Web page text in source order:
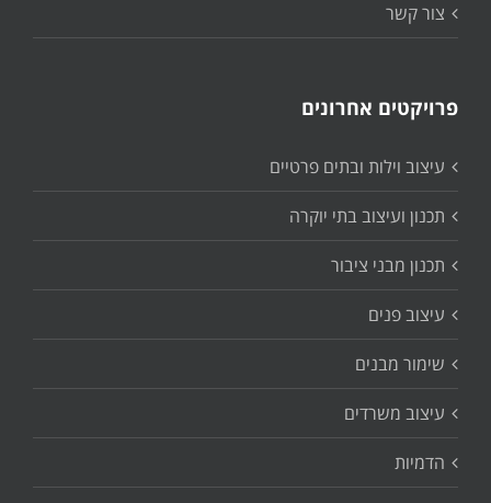
צור קשר
פרויקטים אחרונים
עיצוב וילות ובתים פרטיים
תכנון ועיצוב בתי יוקרה
תכנון מבני ציבור
עיצוב פנים
שימור מבנים
עיצוב משרדים
הדמיות